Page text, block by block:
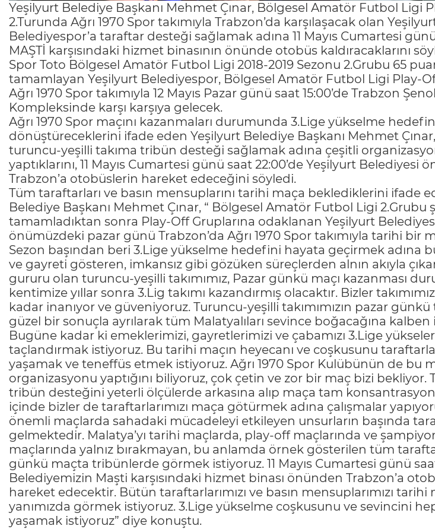
Yeşilyurt Belediye Başkanı Mehmet Çınar, Bölgesel Amatör Futbol Ligi
2.Turunda Ağrı 1970 Spor takımıyla Trabzon’da karşılaşacak olan
Belediyespor’a taraftar desteği sağlamak adına 11 Mayıs Cumartesi
MAŞTİ karşısındaki hizmet binasının önünde otobüs kaldıracaklarını
Spor Toto Bölgesel Amatör Futbol Ligi 2018-2019 Sezonu 2.Grubu 65
tamamlayan Yeşilyurt Belediyespor, Bölgesel Amatör Futbol Ligi Play-
Ağrı 1970 Spor takımıyla 12 Mayıs Pazar günü saat 15:00’de Trabzon
Kompleksinde karşı karşıya gelecek.
Ağrı 1970 Spor maçını kazanmaları durumunda 3.Lige yükselme
dönüştüreceklerini ifade eden Yeşilyurt Belediye Başkanı Mehmet
turuncu-yeşilli takıma tribün desteği sağlamak adına çeşitli
yaptıklarını, 11 Mayıs Cumartesi günü saat 22:00’de Yeşilyurt Belediyesi
Trabzon’a otobüslerin hareket edeceğini söyledi.
Tüm taraftarları ve basın mensuplarını tarihi maça beklediklerini ifade
Belediye Başkanı Mehmet Çınar, “ Bölgesel Amatör Futbol Ligi 2.Grubu
tamamladıktan sonra Play-Off Gruplarına odaklanan Yeşilyurt
önümüzdeki pazar günü Trabzon’da Ağrı 1970 Spor takımıyla tarihi bir
Sezon başından beri 3.Lige yükselme hedefini hayata geçirmek adına
ve gayreti gösteren, imkansız gibi gözüken süreçlerden alnın akıyla
gururu olan turuncu-yeşilli takımımız, Pazar günkü maçı kazanması
kentimize yıllar sonra 3.Lig takımı kazandırmış olacaktır. Bizler
kadar inanıyor ve güveniyoruz. Turuncu-yeşilli takımımızın pazar
güzel bir sonuçla ayrılarak tüm Malatyalıları sevince boğacağına kalben
Bugüne kadar ki emeklerimizi, gayretlerimizi ve çabamızı 3.Lige
taçlandırmak istiyoruz. Bu tarihi maçın heyecanı ve coşkusunu
yaşamak ve teneffüs etmek istiyoruz. Ağrı 1970 Spor Kulübünün de bu
organizasyonu yaptığını biliyoruz, çok çetin ve zor bir maç bizi bekliyor.
tribün desteğini yeterli ölçülerde arkasına alıp maça tam
içinde bizler de taraftarlarımızı maça götürmek adına çalışmalar
önemli maçlarda sahadaki mücadeleyi etkileyen unsurların başında
gelmektedir. Malatya’yı tarihi maçlarda, play-off maçlarında ve
maçlarında yalnız bırakmayan, bu anlamda örnek gösterilen tüm
günkü maçta tribünlerde görmek istiyoruz. 11 Mayıs Cumartesi günü
Belediyemizin Maşti karşısındaki hizmet binası önünden Trabzon’a
hareket edecektir. Bütün taraftarlarımızı ve basın mensuplarımızı tarihi
yanımızda görmek istiyoruz. 3.Lige yükselme coşkusunu ve sevincini
yaşamak istiyoruz” diye konuştu.